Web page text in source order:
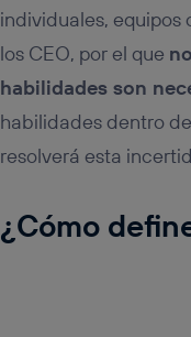
individuales, equipos
los CEO, por el que
habilidades son
habilidades dentro
resolverá esta
¿Cómo